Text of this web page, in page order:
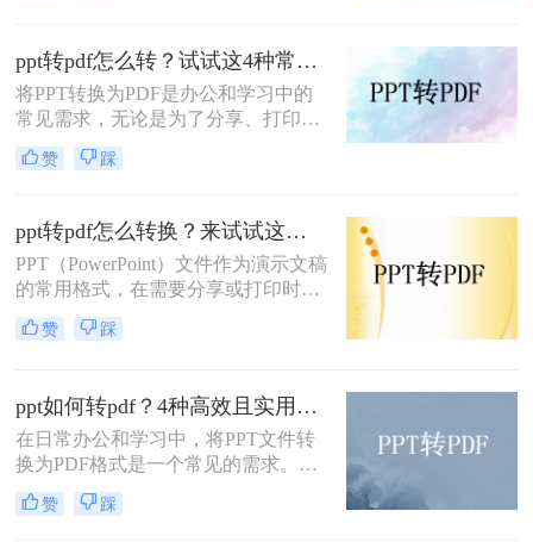
格式，那么如何将PPT转pdf呢？下面
就来看看吧。
ppt转pdf怎么转？试试这4种常用方法！
将PPT转换为PDF是办公和学习中的
常见需求，无论是为了分享、打印还
是确保格式兼容性。那么ppt转pdf怎
么转呢？本文将介绍多种实用方法，
赞 踩
ppt转pdf怎么转换？来试试这三种常用转换方法！
PPT（PowerPoint）文件作为演示文稿
的常用格式，在需要分享或打印时，
转换为PDF（Portable Document
Format）格式可以确保其内容的完整
换为PDF的方法。
赞 踩
ppt如何转pdf？4种高效且实用的方法详解！
在日常办公和学习中，将PPT文件转
换为PDF格式是一个常见的需求。
PDF文件具有兼容性强、格式固定、
不易被修改等优点，非常适合用于分
赞 踩